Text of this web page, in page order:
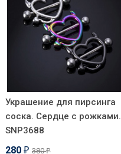
Украшение для пирсинга
соска. Сердце с рожками.
SNP3688
280 ₽ 380₽